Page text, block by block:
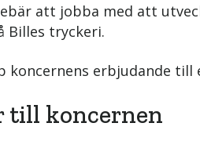
att jobba med att
Billes tryckeri.
koncernens erbjudande
till koncernen